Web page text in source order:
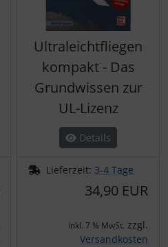
Ultraleichtfliegen
kompakt - Das
Grundwissen zur
UL-Lizenz
Details
Lieferzeit: 3-4 Tage
34,90 EUR
inkl. 7 % MwSt. zzgl.
Versandkosten